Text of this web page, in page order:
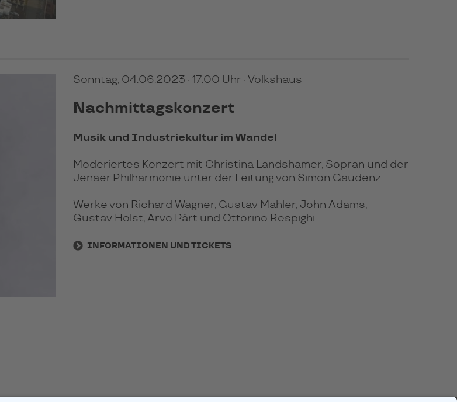
Sonntag, 04.06.2023 · 17:00 Uhr · Volkshaus
Nachmittagskonzert
Musik und Industriekultur im Wandel
Moderiertes Konzert mit Christina Landshamer, Sopran und der
Jenaer Philharmonie unter der Leitung von Simon Gaudenz.
Werke von Richard Wagner, Gustav Mahler, John Adams,
Gustav Holst, Arvo Pärt und Ottorino Respighi
INFORMATIONEN UND TICKETS